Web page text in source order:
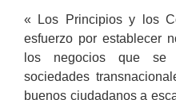
« Los Principios y los
esfuerzo por establecer
los negocios que se
sociedades
buenos ciudadanos a